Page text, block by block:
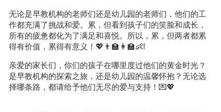
无论是早教机构的老师们还是幼儿园的老师们，他们的工
作都充满了挑战和爱。累，但看到孩子们的笑脸和成长，
所有的疲惫都化为了满足和喜悦。所以，累，但两者都累
得有价值，累得有意义！💖👨‍🏫👩‍🏫👶!
亲爱的家长们，你们的孩子在哪里度过他们的黄金时光？
是早教机构的探索之旅，还是幼儿园的温馨怀抱？无论选
择哪条路，都请给予他们无尽的爱与支持！💌💖